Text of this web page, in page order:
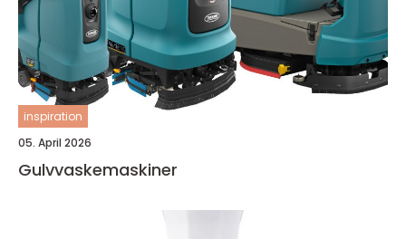
inspiration
05. April 2026
Gulvvaskemaskiner